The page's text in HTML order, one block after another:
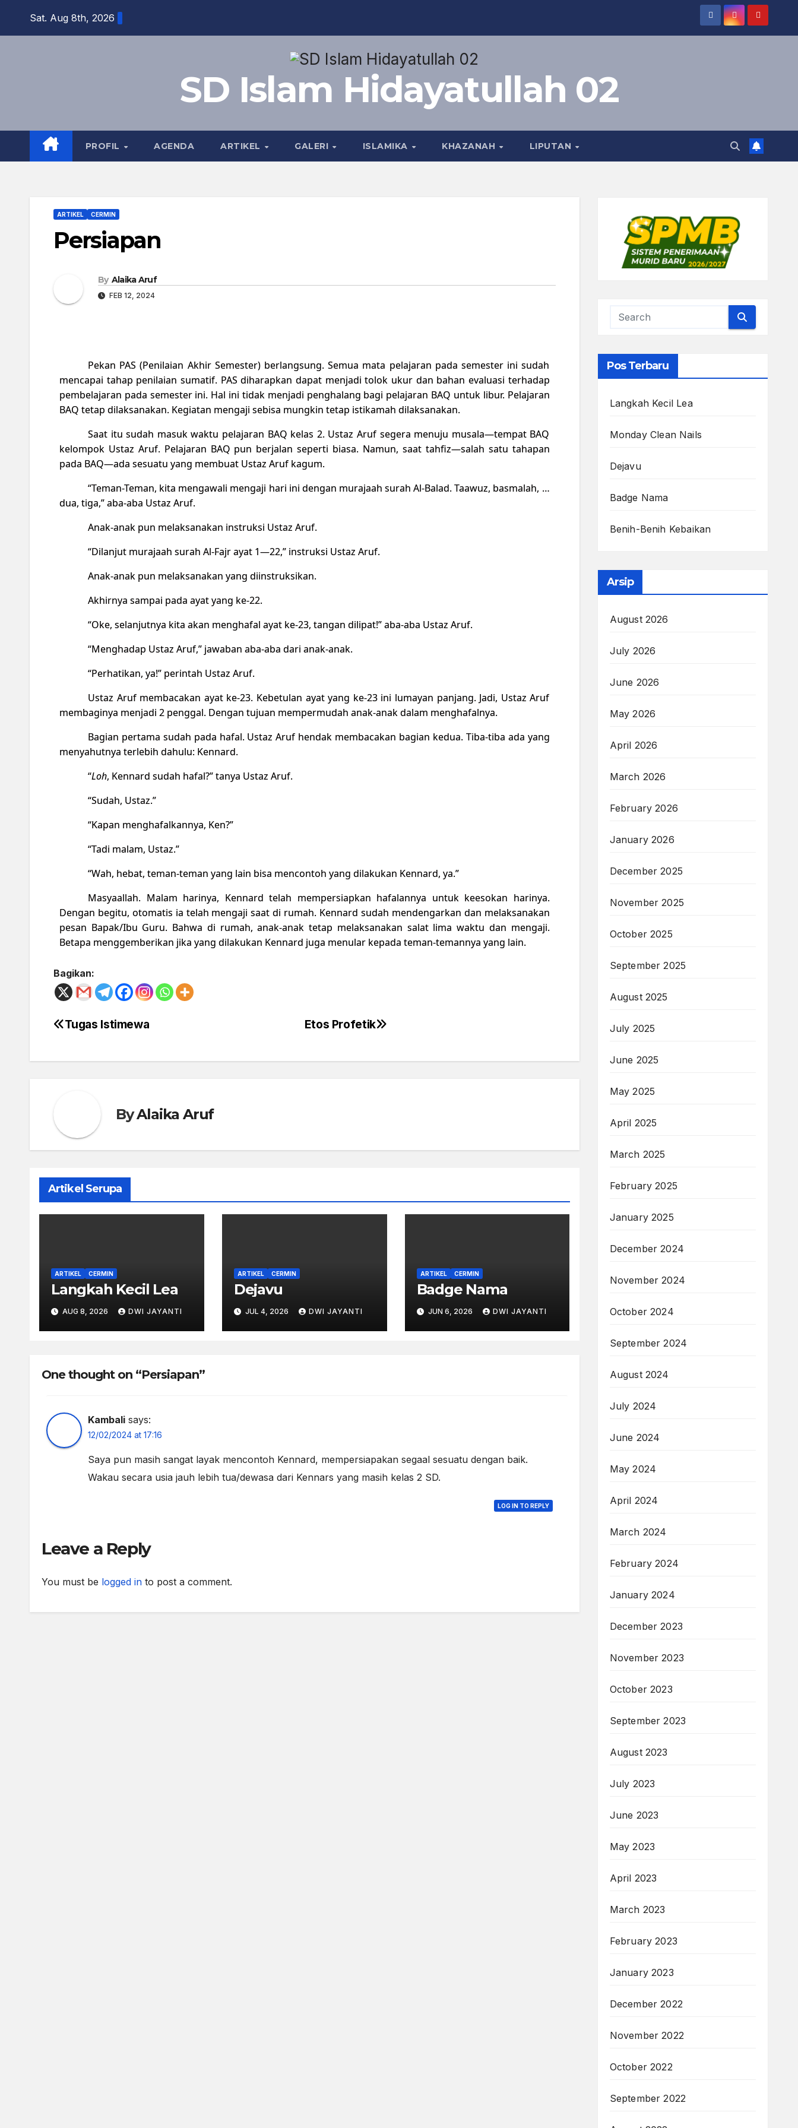
Sat. Aug 8th, 2026
SD Islam Hidayatullah 02
PROFIL AGENDA ARTIKEL GALERI ISLAMIKA KHAZANAH LIPUTAN
ARTIKEL CERMIN
Persiapan
By Alaika Aruf
FEB 12, 2024
Pekan PAS (Penilaian Akhir Semester) berlangsung. Semua mata pelajaran pada semester ini sudah
mencapai tahap penilaian sumatif. PAS diharapkan dapat menjadi tolok ukur dan bahan evaluasi terhadap
pembelajaran pada semester ini. Hal ini tidak menjadi penghalang bagi pelajaran BAQ untuk libur. Pelajaran
BAQ tetap dilaksanakan. Kegiatan mengaji sebisa mungkin tetap istikamah dilaksanakan.
Saat itu sudah masuk waktu pelajaran BAQ kelas 2. Ustaz Aruf segera menuju musala—tempat BAQ
kelompok Ustaz Aruf. Pelajaran BAQ pun berjalan seperti biasa. Namun, saat tahfiz—salah satu tahapan
pada BAQ—ada sesuatu yang membuat Ustaz Aruf kagum.
“Teman-Teman, kita mengawali mengaji hari ini dengan murajaah surah Al-Balad. Taawuz, basmalah, …
dua, tiga,” aba-aba Ustaz Aruf.
Anak-anak pun melaksanakan instruksi Ustaz Aruf.
“Dilanjut murajaah surah Al-Fajr ayat 1—22,” instruksi Ustaz Aruf.
Anak-anak pun melaksanakan yang diinstruksikan.
Akhirnya sampai pada ayat yang ke-22.
“Oke, selanjutnya kita akan menghafal ayat ke-23, tangan dilipat!” aba-aba Ustaz Aruf.
“Menghadap Ustaz Aruf,” jawaban aba-aba dari anak-anak.
“Perhatikan, ya!” perintah Ustaz Aruf.
Ustaz Aruf membacakan ayat ke-23. Kebetulan ayat yang ke-23 ini lumayan panjang. Jadi, Ustaz Aruf
membaginya menjadi 2 penggal. Dengan tujuan mempermudah anak-anak dalam menghafalnya.
Bagian pertama sudah pada hafal. Ustaz Aruf hendak membacakan bagian kedua. Tiba-tiba ada yang
menyahutnya terlebih dahulu: Kennard.
“Loh, Kennard sudah hafal?” tanya Ustaz Aruf.
“Sudah, Ustaz.”
“Kapan menghafalkannya, Ken?”
“Tadi malam, Ustaz.”
“Wah, hebat, teman-teman yang lain bisa mencontoh yang dilakukan Kennard, ya.”
Masyaallah. Malam harinya, Kennard telah mempersiapkan hafalannya untuk keesokan harinya.
Dengan begitu, otomatis ia telah mengaji saat di rumah. Kennard sudah mendengarkan dan melaksanakan
pesan Bapak/Ibu Guru. Bahwa di rumah, anak-anak tetap melaksanakan salat lima waktu dan mengaji.
Betapa menggemberikan jika yang dilakukan Kennard juga menular kepada teman-temannya yang lain.
Bagikan:
Etos Profetik
Tugas Istimewa
ByAlaika Aruf
Artikel Serupa
ARTIKEL CERMIN
Langkah Kecil Lea
AUG 8, 2026 DWI JAYANTI
ARTIKEL CERMIN
Dejavu
JUL 4, 2026 DWI JAYANTI
ARTIKEL CERMIN
Badge Nama
JUN 6, 2026 DWI JAYANTI
One thought on “Persiapan”
Kambali says:
12/02/2024 at 17:16
Saya pun masih sangat layak mencontoh Kennard, mempersiapakan segaal sesuatu dengan baik.
Wakau secara usia jauh lebih tua/dewasa dari Kennars yang masih kelas 2 SD.
LOG IN TO REPLY
Leave a Reply
You must be logged in to post a comment.
Pos Terbaru
Langkah Kecil Lea
Monday Clean Nails
Dejavu
Badge Nama
Benih-Benih Kebaikan
Arsip
August 2026
July 2026
June 2026
May 2026
April 2026
March 2026
February 2026
January 2026
December 2025
November 2025
October 2025
September 2025
August 2025
July 2025
June 2025
May 2025
April 2025
March 2025
February 2025
January 2025
December 2024
November 2024
October 2024
September 2024
August 2024
July 2024
June 2024
May 2024
April 2024
March 2024
February 2024
January 2024
December 2023
November 2023
October 2023
September 2023
August 2023
July 2023
June 2023
May 2023
April 2023
March 2023
February 2023
January 2023
December 2022
November 2022
October 2022
September 2022